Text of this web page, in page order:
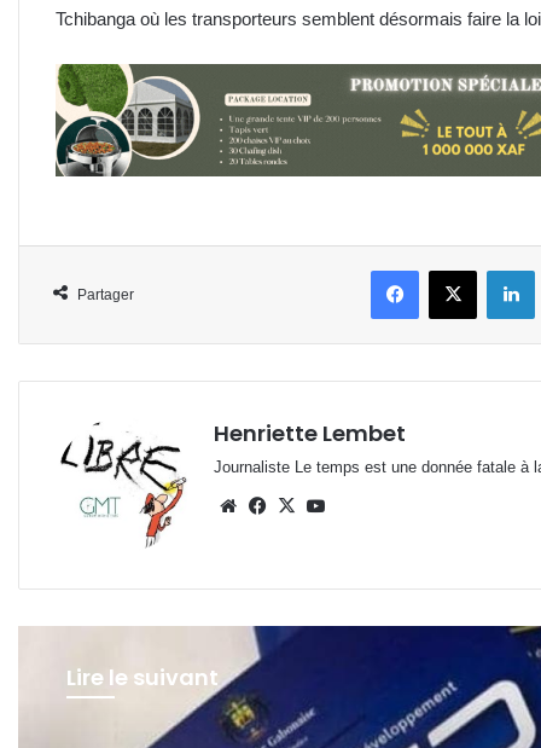
Tchibanga où les transporteurs semblent désormais faire la
Partager
FacebookX
Henriette Lembet
Journaliste Le temps est une donnée fatale à
WebsiteFacebook
X
Lire le suivant